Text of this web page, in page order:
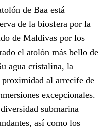
de Baa está
de la biosfera por la
de Maldivas por los
el atolón más bello de
agua cristalina, la
al arrecife de
excepcionales.
submarina
así como los